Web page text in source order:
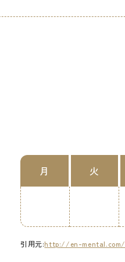
月 火
引用元:http://en-mental.com/